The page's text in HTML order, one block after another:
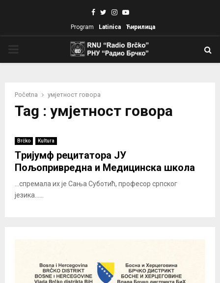
Facebook
TwitterInstagram
Youtube
Program Latinica Ћирилица
Početna умјетност говора
Tag : умјетност говора
Brčko Kultura
Tријумф рецитатора ЈУ
Пољопривредна и Медицинска школа
...спремала их је Сања Суботић, професор српског
језика......